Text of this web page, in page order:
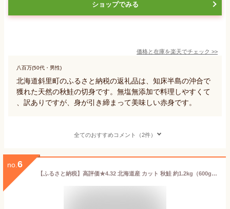
ショップでみる
価格と在庫を楽天でチェック >>
八百万(50代・男性)
北海道斜里町のふるさと納税の返礼品は、知床半島の沖合で
獲れた天然の秋鮭の切身です。無塩無添加で料理しやすくて
、訳ありですが、身が引き締まって美味しい赤身です。
全てのおすすめコメント（2件）
no. 6
【ふるさと納税】高評価★4.32 北海道産 カット 秋鮭 約1.2kg（600g×2）～約2.4kg（600g×4）【内容量が選べる】 天然 無塩 訳あり サイズ不揃い （ ふるさと納税 鮭 切り身 訳あり ふるさと 魚 骨取 骨なし さけ シャケ 北海道 別海町 年末発送 ）